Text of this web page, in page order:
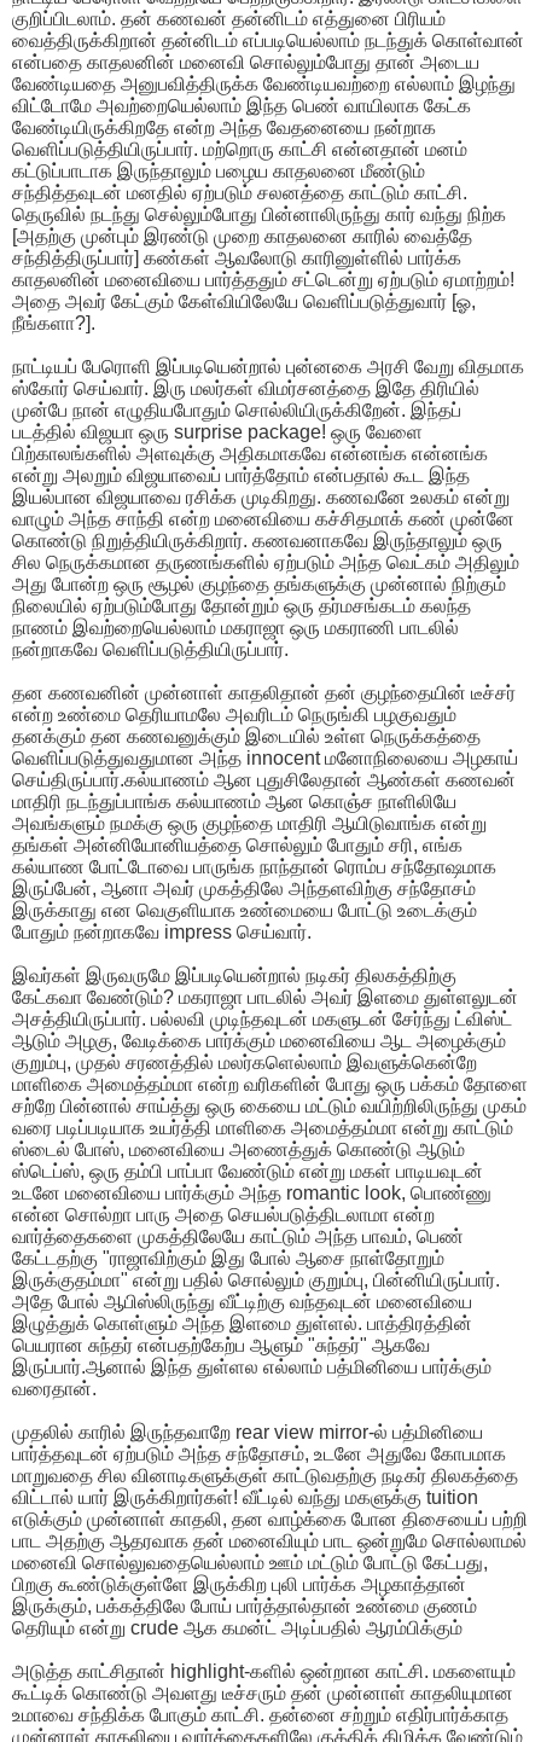
குறிப்பிடலாம். தன் கணவன் தன்னிடம் எத்துனை பிரியம்
வைத்திருக்கிறான் தன்னிடம் எப்படியெல்லாம் நடந்துக் கொள்வான்
என்பதை காதலனின் மனைவி சொல்லும்போது தான் அடைய
வேண்டியதை அனுபவித்திருக்க வேண்டியவற்றை எல்லாம் இழந்து
விட்டோமே அவற்றையெல்லாம் இந்த பெண் வாயிலாக கேட்க
வேண்டியிருக்கிறதே என்ற அந்த வேதனையை நன்றாக
வெளிப்படுத்தியிருப்பார். மற்றொரு காட்சி என்னதான் மனம்
கட்டுப்பாடாக இருந்தாலும் பழைய காதலனை மீண்டும்
சந்தித்தவுடன் மனதில் ஏற்படும் சலனத்தை காட்டும் காட்சி.
தெருவில் நடந்து செல்லும்போது பின்னாலிருந்து கார் வந்து நிற்க
[அதற்கு முன்பும் இரண்டு முறை காதலனை காரில் வைத்தே
சந்தித்திருப்பார்] கண்கள் ஆவலோடு காரினுள்ளில் பார்க்க
காதலனின் மனைவியை பார்த்ததும் சட்டென்று ஏற்படும் ஏமாற்றம்!
அதை அவர் கேட்கும் கேள்வியிலேயே வெளிப்படுத்துவார் [ஓ,
நீங்களா?].
நாட்டியப் பேரொளி இப்படியென்றால் புன்னகை அரசி வேறு விதமாக
ஸ்கோர் செய்வார். இரு மலர்கள் விமர்சனத்தை இதே திரியில்
முன்பே நான் எழுதியபோதும் சொல்லியிருக்கிறேன். இந்தப்
படத்தில் விஜயா ஒரு surprise package! ஒரு வேளை
பிற்காலங்களில் அளவுக்கு அதிகமாகவே என்னங்க என்னங்க
என்று அலறும் விஜயாவைப் பார்த்தோம் என்பதால் கூட இந்த
இயல்பான விஜயாவை ரசிக்க முடிகிறது. கணவனே உலகம் என்று
வாழும் அந்த சாந்தி என்ற மனைவியை கச்சிதமாக் கண் முன்னே
கொண்டு நிறுத்தியிருக்கிறார். கணவனாகவே இருந்தாலும் ஒரு
சில நெருக்கமான தருணங்களில் ஏற்படும் அந்த வெட்கம் அதிலும்
அது போன்ற ஒரு சூழல் குழந்தை தங்களுக்கு முன்னால் நிற்கும்
நிலையில் ஏற்படும்போது தோன்றும் ஒரு தர்மசங்கடம் கலந்த
நாணம் இவற்றையெல்லாம் மகராஜா ஒரு மகராணி பாடலில்
நன்றாகவே வெளிப்படுத்தியிருப்பார்.
தன கணவனின் முன்னாள் காதலிதான் தன் குழந்தையின் டீச்சர்
என்ற உண்மை தெரியாமலே அவரிடம் நெருங்கி பழகுவதும்
தனக்கும் தன கணவனுக்கும் இடையில் உள்ள நெருக்கத்தை
வெளிப்படுத்துவதுமான அந்த innocent மனோநிலையை அழகாய்
செய்திருப்பார்.கல்யாணம் ஆன புதுசிலேதான் ஆண்கள் கணவன்
மாதிரி நடந்துப்பாங்க கல்யாணம் ஆன கொஞ்ச நாளிலியே
அவங்களும் நமக்கு ஒரு குழந்தை மாதிரி ஆயிடுவாங்க என்று
தங்கள் அன்னியோனியத்தை சொல்லும் போதும் சரி, எங்க
கல்யாண போட்டோவை பாருங்க நாந்தான் ரொம்ப சந்தோஷமாக
இருப்பேன், ஆனா அவர் முகத்திலே அந்தளவிற்கு சந்தோசம்
இருக்காது என வெகுளியாக உண்மையை போட்டு உடைக்கும்
போதும் நன்றாகவே impress செய்வார்.
இவர்கள் இருவருமே இப்படியென்றால் நடிகர் திலகத்திற்கு
கேட்கவா வேண்டும்? மகராஜா பாடலில் அவர் இளமை துள்ளலுடன்
அசத்தியிருப்பார். பல்லவி முடிந்தவுடன் மகளுடன் சேர்ந்து ட்விஸ்ட்
ஆடும் அழகு, வேடிக்கை பார்க்கும் மனைவியை ஆட அழைக்கும்
குறும்பு, முதல் சரணத்தில் மலர்களெல்லாம் இவளுக்கென்றே
மாளிகை அமைத்தம்மா என்ற வரிகளின் போது ஒரு பக்கம் தோளை
சற்றே பின்னால் சாய்த்து ஒரு கையை மட்டும் வயிற்றிலிருந்து முகம்
வரை படிப்படியாக உயர்த்தி மாளிகை அமைத்தம்மா என்று காட்டும்
ஸ்டைல் போஸ், மனைவியை அணைத்துக் கொண்டு ஆடும்
ஸ்டெப்ஸ், ஒரு தம்பி பாப்பா வேண்டும் என்று மகள் பாடியவுடன்
உடனே மனைவியை பார்க்கும் அந்த romantic look, பொண்ணு
என்ன சொல்றா பாரு அதை செயல்படுத்திடலாமா என்ற
வார்த்தைகளை முகத்திலேயே காட்டும் அந்த பாவம், பெண்
கேட்டதற்கு "ராஜாவிற்கும் இது போல் ஆசை நாள்தோறும்
இருக்குதம்மா" என்று பதில் சொல்லும் குறும்பு, பின்னியிருப்பார்.
அதே போல் ஆபிஸ்லிருந்து வீட்டிற்கு வந்தவுடன் மனைவியை
இழுத்துக் கொள்ளும் அந்த இளமை துள்ளல். பாத்திரத்தின்
பெயரான சுந்தர் என்பதற்கேற்ப ஆளும் "சுந்தர்" ஆகவே
இருப்பார்.ஆனால் இந்த துள்ளல எல்லாம் பத்மினியை பார்க்கும்
வரைதான்.
முதலில் காரில் இருந்தவாறே rear view mirror-ல் பத்மினியை
பார்த்தவுடன் ஏற்படும் அந்த சந்தோசம், உடனே அதுவே கோபமாக
மாறுவதை சில வினாடிகளுக்குள் காட்டுவதற்கு நடிகர் திலகத்தை
விட்டால் யார் இருக்கிறார்கள்! வீட்டில் வந்து மகளுக்கு tuition
எடுக்கும் முன்னாள் காதலி, தன வாழ்க்கை போன திசையைப் பற்றி
பாட அதற்கு ஆதரவாக தன் மனைவியும் பாட ஒன்றுமே சொல்லாமல்
மனைவி சொல்லுவதையெல்லாம் ஊம் மட்டும் போட்டு கேட்பது,
பிறகு கூண்டுக்குள்ளே இருக்கிற புலி பார்க்க அழகாத்தான்
இருக்கும், பக்கத்திலே போய் பார்த்தால்தான் உண்மை குணம்
தெரியும் என்று crude ஆக கமன்ட் அடிப்பதில் ஆரம்பிக்கும்
அடுத்த காட்சிதான் highlight-களில் ஒன்றான காட்சி. மகளையும்
கூட்டிக் கொண்டு அவளது டீச்சரும் தன் முன்னாள் காதலியுமான
உமாவை சந்திக்க போகும் காட்சி. தன்னை சற்றும் எதிர்பார்க்காத
முன்னாள் காதலியை வார்த்தைகளிலே குத்திக் கிழிக்க வேண்டும்